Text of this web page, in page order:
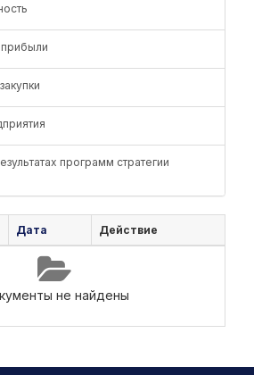
программ стратегии
Дата Действие
не найдены